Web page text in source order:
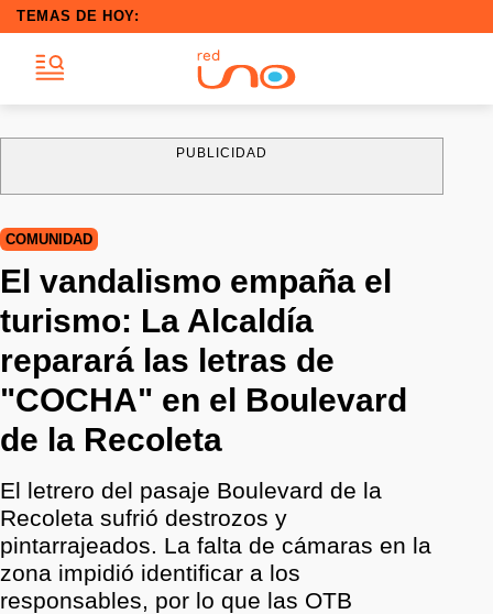
TEMAS DE HOY:
PUBLICIDAD
COMUNIDAD
El vandalismo empaña el
turismo: La Alcaldía
reparará las letras de
"COCHA" en el Boulevard
de la Recoleta
El letrero del pasaje Boulevard de la
Recoleta sufrió destrozos y
pintarrajeados. La falta de cámaras en la
zona impidió identificar a los
responsables, por lo que las OTB